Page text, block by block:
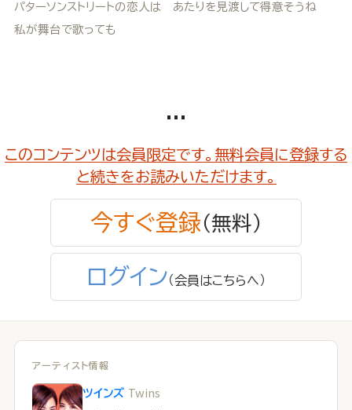
パターソンストリートの恋人は あたりを見渡して得意そうね
私が舞台で歌っても
...
このコンテンツは会員限定です。無料会員に登録する
と続きをお読みいただけます。
今すぐ登録（無料）
ログイン（会員はこちらへ）
アーティスト情報
ツインズ Twins